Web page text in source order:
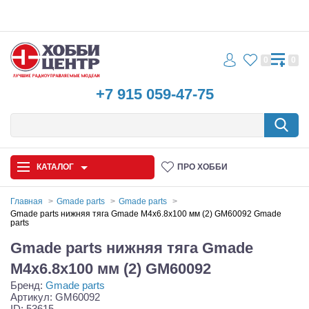
+7 915 059-47-75
0 0
КАТАЛОГ ПРО ХОББИ
Автомодели
Запчасти и аксессуары
Игрушки
Главная Gmade parts
Gmade parts
Gmade parts нижняя тяга Gmade M4x6.8x100 мм (2) GM60092 Gmade
parts
Gmade parts нижняя тяга Gmade
M4x6.8x100 мм (2) GM60092
Бренд: Gmade parts
Артикул: GM60092